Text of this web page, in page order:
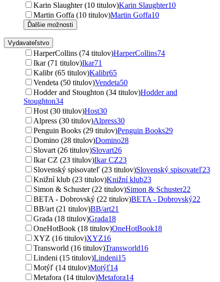
Karin Slaughter (10 titulov)Karin Slaughter10
Martin Goffa (10 titulov)Martin Goffa10
Ďalšie možnosti
Vydavateľstvo
HarperCollins (74 titulov)HarperCollins74
Ikar (71 titulov)Ikar71
Kalibr (65 titulov)Kalibr65
Vendeta (50 titulov)Vendeta50
Hodder and Stoughton (34 titulov)Hodder and
Stoughton34
Host (30 titulov)Host30
Alpress (30 titulov)Alpress30
Penguin Books (29 titulov)Penguin Books29
Domino (28 titulov)Domino28
Slovart (26 titulov)Slovart26
Ikar CZ (23 titulov)Ikar CZ23
Slovenský spisovateľ (23 titulov)Slovenský spisovateľ23
Knižní klub (23 titulov)Knižní klub23
Simon & Schuster (22 titulov)Simon & Schuster22
BETA - Dobrovský (22 titulov)BETA - Dobrovský22
BB/art (21 titulov)BB/art21
Grada (18 titulov)Grada18
OneHotBook (18 titulov)OneHotBook18
XYZ (16 titulov)XYZ16
Transworld (16 titulov)Transworld16
Lindeni (15 titulov)Lindeni15
Motýľ (14 titulov)Motýľ14
Metafora (14 titulov)Metafora14